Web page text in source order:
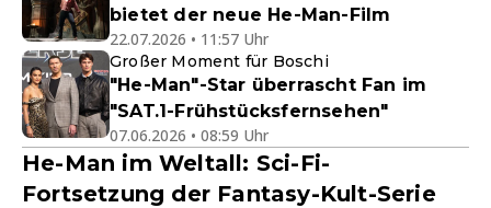
bietet der neue He-Man-Film
22.07.2026 • 11:57 Uhr
Großer Moment für Boschi
"He-Man"-Star überrascht Fan im
"SAT.1-Frühstücksfernsehen"
07.06.2026 • 08:59 Uhr
He-Man im Weltall: Sci-Fi-
Fortsetzung der Fantasy-Kult-Serie